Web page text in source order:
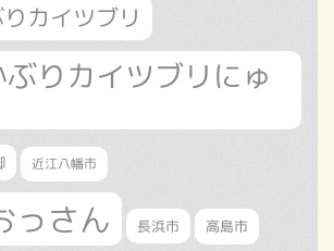
カイツブリ
りカイツブリにゅ
近江八幡市
っさん 長浜市 高島市